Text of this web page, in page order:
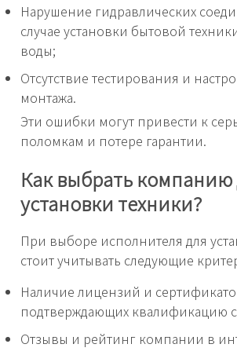
Нарушение гидравлических
случае установки бытовой
воды;
Отсутствие тестирования и
монтажа.
Эти ошибки могут привести к
поломкам и потере гарантии.
Как выбрать компанию
установки техники?
При выборе исполнителя для
стоит учитывать следующие
Наличие лицензий и
подтверждающих квалификацию
Отзывы и рейтинг компании в